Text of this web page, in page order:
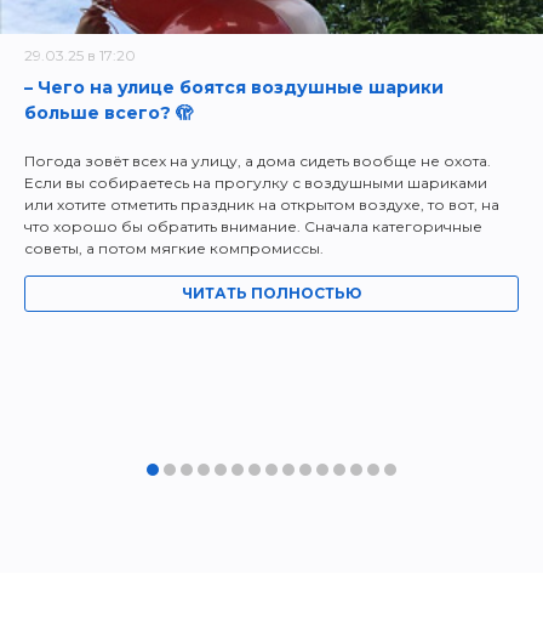
29.03.25 в 17:20
– Чего на улице боятся воздушные шарики
больше всего? 🫣
Погода зовёт всех на улицу, а дома сидеть вообще не охота.
Если вы собираетесь на прогулку с воздушными шариками
или хотите отметить праздник на открытом воздухе, то вот, на
что хорошо бы обратить внимание. Сначала категоричные
советы, а потом мягкие компромиссы.
ЧИТАТЬ ПОЛНОСТЬЮ